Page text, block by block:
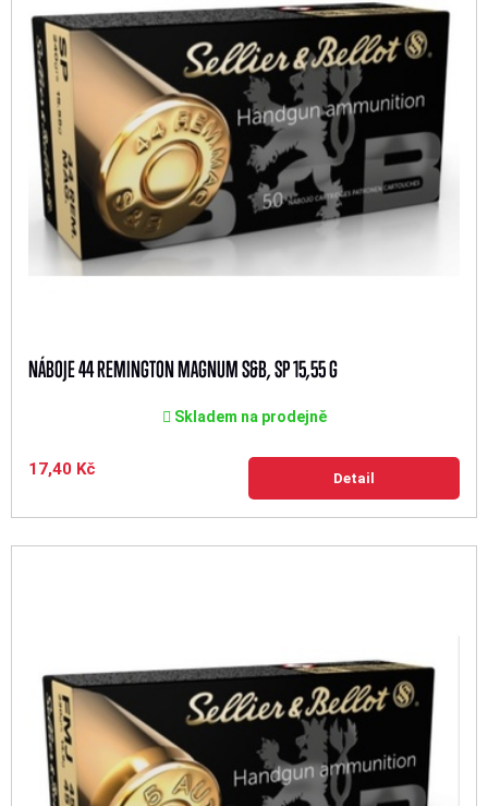
NÁBOJE 44 REMINGTON MAGNUM S&B, SP 15,55 G
Skladem na prodejně
17,40 Kč Detail